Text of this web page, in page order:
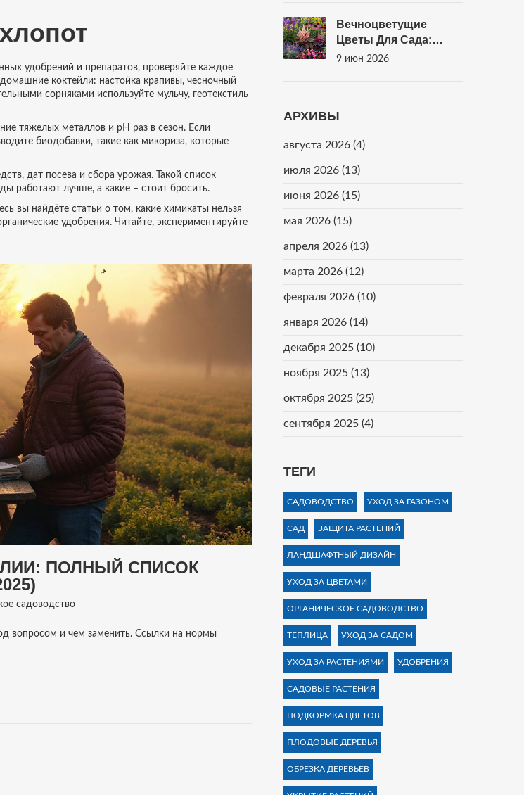
удобрений и препаратов, проверяйте каждое
коктейли: настойка крапивы, чесночный
сорняками используйте мульчу, геотекстиль
тяжелых металлов и pH раз в сезон. Если
биодобавки, такие как микориза, которые
дат посева и сбора урожая. Такой список
работают лучше, а какие – стоит бросить.
вы найдёте статьи о том, какие химикаты нельзя
удобрения. Читайте, экспериментируйте
ПОЛНЫЙ СПИСОК
садоводство
вопросом и чем заменить. Ссылки на нормы
Вечноцветущие
Цветы Для Сада:
Список
9 июн 2026
АРХИВЫ
августа 2026 (4)
июля 2026 (13)
июня 2026 (15)
мая 2026 (15)
апреля 2026 (13)
марта 2026 (12)
февраля 2026 (10)
января 2026 (14)
декабря 2025 (10)
ноября 2025 (13)
октября 2025 (25)
сентября 2025 (4)
ТЕГИ
САДОВОДСТВО УХОД ЗА ГАЗОНОМ
САД ЗАЩИТА РАСТЕНИЙ
ЛАНДШАФТНЫЙ ДИЗАЙН
УХОД ЗА ЦВЕТАМИ
ОРГАНИЧЕСКОЕ САДОВОДСТВО
ТЕПЛИЦА УХОД ЗА САДОМ
УХОД ЗА РАСТЕНИЯМИ УДОБРЕНИЯ
САДОВЫЕ РАСТЕНИЯ
ПОДКОРМКА ЦВЕТОВ
ПЛОДОВЫЕ ДЕРЕВЬЯ
ОБРЕЗКА ДЕРЕВЬЕВ